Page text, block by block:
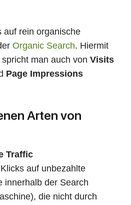
auf rein organische
Organic Search. Hiermit
man auch von Visits
Page Impressions
Arten von
Traffic
auf unbezahlte
innerhalb der Search
die nicht durch